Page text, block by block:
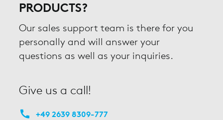
PRODUCTS?
Our sales support team is there for you
personally and will answer your
questions as well as your inquiries.
Give us a call!
+49 2639 8309-777